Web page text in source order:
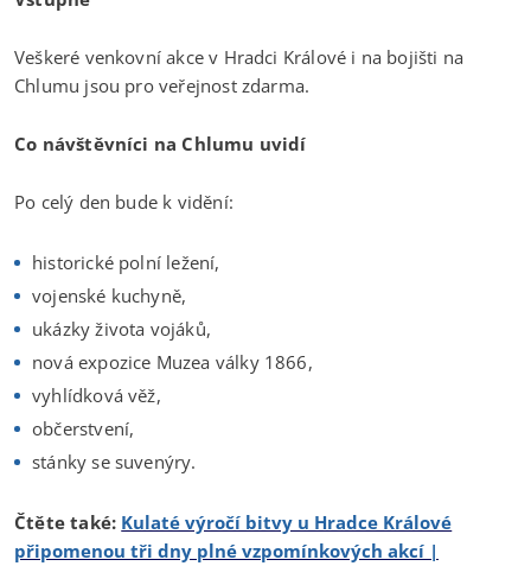
Veškeré venkovní akce v Hradci Králové i na bojišti na
Chlumu jsou pro veřejnost zdarma.
Co návštěvníci na Chlumu uvidí
Po celý den bude k vidění:
historické polní ležení,
vojenské kuchyně,
ukázky života vojáků,
nová expozice Muzea války 1866,
vyhlídková věž,
občerstvení,
stánky se suvenýry.
Čtěte také: Kulaté výročí bitvy u Hradce Králové
připomenou tři dny plné vzpomínkových akcí |